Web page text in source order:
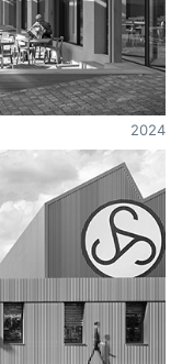
2024